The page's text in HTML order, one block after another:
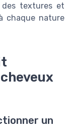
des textures et
chaque nature
un